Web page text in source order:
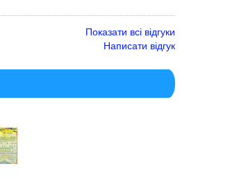
Показати всі відгуки
Написати відгук